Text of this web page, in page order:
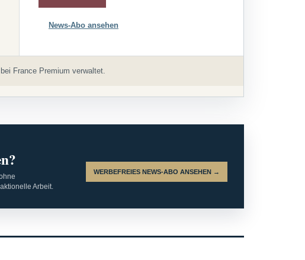
News-Abo ansehen
France Premium verwaltet.
Arbeit.
WERBEFREIES NEWS-ABO ANSEHEN →